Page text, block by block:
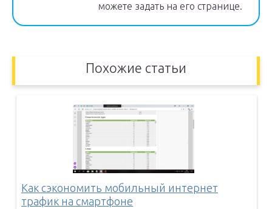
можете задать на его странице.
Похожие статьи
Как сэкономить мобильный интернет
трафик на смартфоне